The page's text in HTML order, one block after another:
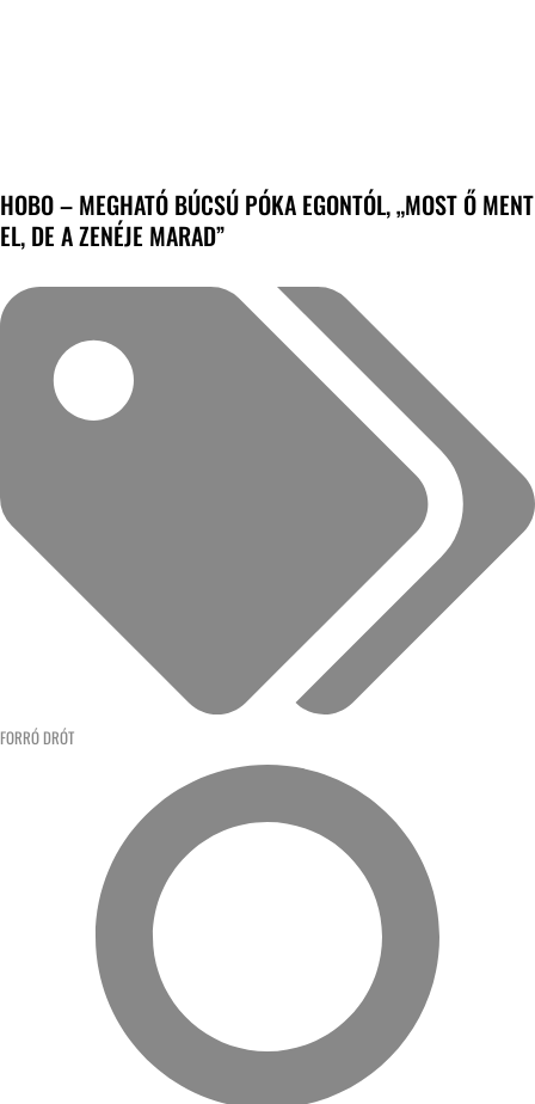
HOBO – MEGHATÓ BÚCSÚ PÓKA EGONTÓL, „MOST Ő MENT
EL, DE A ZENÉJE MARAD”
FORRÓ DRÓT